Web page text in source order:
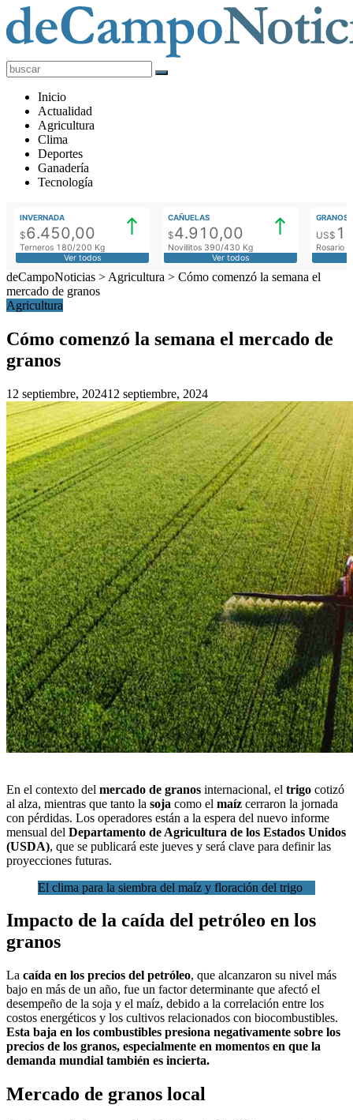
deCampoNoticias
Actualidad
Agropecuaria
Inicio
Actualidad
Agricultura
Clima
Deportes
Ganadería
Tecnología
INVERNADA
$6.450,00
Terneros 180/200 Kg
Ver todos
CAÑUELAS
$4.910,00
Novillitos 390/430 Kg
Ver todos
GRANOS
US$
Rosario
deCampoNoticias > Agricultura > Cómo comenzó la semana el
mercado de granos
Agricultura
Cómo comenzó la semana el mercado de
granos
12 septiembre, 202412 septiembre, 2024
En el contexto del mercado de granos internacional, el trigo cotizó
al alza, mientras que tanto la soja como el maíz cerraron la jornada
con pérdidas. Los operadores están a la espera del nuevo informe
mensual del Departamento de Agricultura de los Estados Unidos
(USDA), que se publicará este jueves y será clave para definir las
proyecciones futuras.
El clima para la siembra del maíz y floración del trigo
Impacto de la caída del petróleo en los
granos
La caída en los precios del petróleo, que alcanzaron su nivel más
bajo en más de un año, fue un factor determinante que afectó el
desempeño de la soja y el maíz, debido a la correlación entre los
costos energéticos y los cultivos relacionados con biocombustibles.
Esta baja en los combustibles presiona negativamente sobre los
precios de los granos, especialmente en momentos en que la
demanda mundial también es incierta.
Mercado de granos local